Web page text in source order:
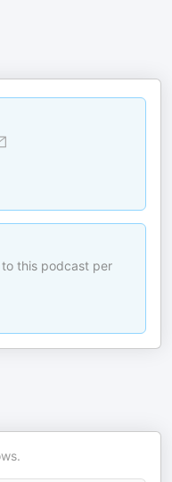
this podcast per